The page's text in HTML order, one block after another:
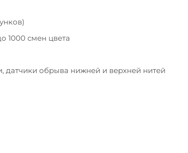
1000 смен цвета
датчики обрыва нижней и верхней нитей